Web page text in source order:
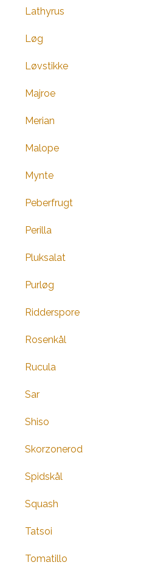
Lathyrus
Løg
Løvstikke
Majroe
Merian
Malope
Mynte
Peberfrugt
Perilla
Pluksalat
Purløg
Ridderspore
Rosenkål
Rucula
Sar
Shiso
Skorzonerod
Spidskål
Squash
Tatsoi
Tomatillo